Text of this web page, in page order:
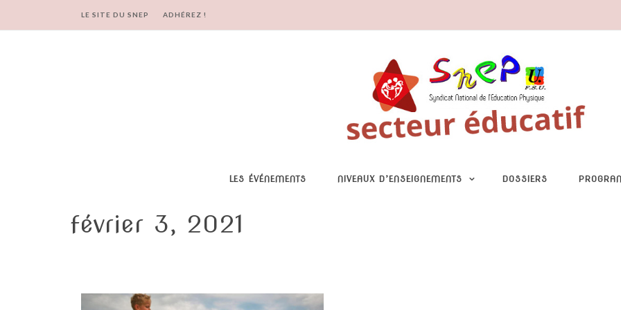
LE SITE DU SNEP ADHÉREZ !
LES ÉVÉNEMENTS NIVEAUX D’ENSEIGNEMENTS DOSSIERS
février 3, 2021